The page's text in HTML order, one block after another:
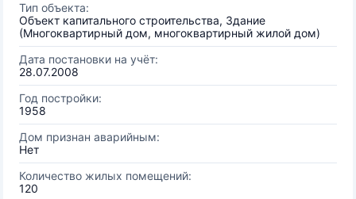
Тип объекта:
Объект капитального строительства, Здание
(Многоквартирный дом, многоквартирный жилой дом)
Дата постановки на учёт:
28.07.2008
Год постройки:
1958
Дом признан аварийным:
Нет
Количество жилых помещений:
120